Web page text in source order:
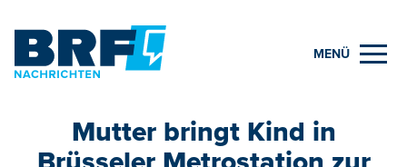
MENÜ
Mutter bringt Kind in